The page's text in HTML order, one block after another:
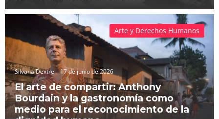
Silvana Dextre 17 de junio de 2026
El arte de compartir: Anthony
Bourdain y la gastronomía como
medio para el reconocimiento de la
Arte y Derechos Humanos